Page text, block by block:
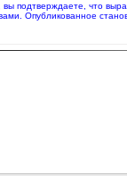
подтверждаете, что
Опубликованное